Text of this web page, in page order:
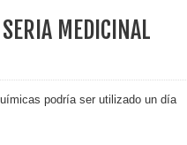
y Banreservas lanzan
con una noche de
retos y oportunidades
MEDICINAL
podría ser utilizado un día